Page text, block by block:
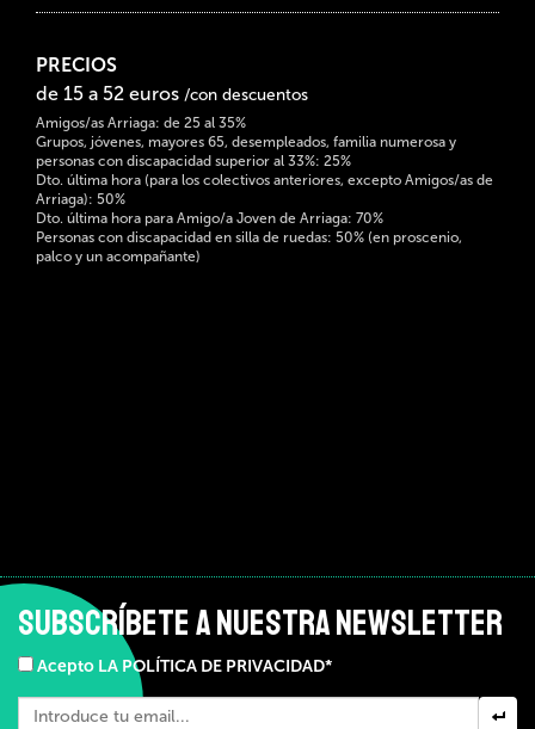
PRECIOS
de 15 a 52 euros /con descuentos
Amigos/as Arriaga: de 25 al 35%
Grupos, jóvenes, mayores 65, desempleados, familia numerosa y
personas con discapacidad superior al 33%: 25%
Dto. última hora (para los colectivos anteriores, excepto Amigos/as de
Arriaga): 50%
Dto. última hora para Amigo/a Joven de Arriaga: 70%
Personas con discapacidad en silla de ruedas: 50% (en proscenio,
palco y un acompañante)
SUBSCRÍBETE A NUESTRA NEWSLETTER
Acepto LA POLÍTICA DE PRIVACIDAD*